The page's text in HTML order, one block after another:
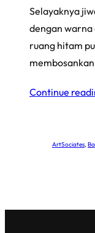
Selayaknya
dengan warna
ruang hitam
Continue
ArtSociates,